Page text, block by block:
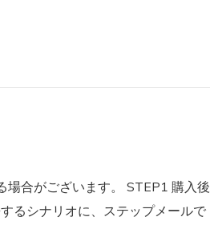
合がございます。 STEP1 購入後
るシナリオに、ステップメールで